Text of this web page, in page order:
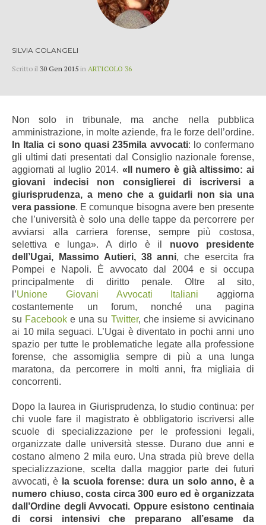
SILVIA COLANGELI
Scritto il 30 Gen 2015 in ARTICOLO 36
Non solo in tribunale, ma anche nella pubblica
amministrazione, in molte aziende, fra le forze dell’ordine.
n Italia ci sono quasi 235mila avvocati: lo confermano
gli ultimi dati presentati dal Consiglio nazionale forense,
aggiornati al luglio 2014. «Il numero è già altissimo: ai
giovani indecisi non consiglierei di iscriversi a
giurisprudenza, a meno che a guidarli non sia una
vera passione. E comunque bisogna avere ben presente
che l’università è solo una delle tappe da percorrere per
avviarsi alla carriera forense, sempre più costosa,
selettiva e lunga». A dirlo è il nuovo presidente
dell’Ugai, Massimo Autieri, 38 anni, che esercita fra
Pompei e Napoli. È avvocato dal 2004 e si occupa
principalmente di diritto penale. Oltre al sito,
l’Unione Giovani Avvocati Italiani aggiorna
costantemente un forum, nonché una pagina
su Facebook e una su Twitter, che insieme si avvicinano
ai 10 mila seguaci. L’Ugai è diventato in pochi anni uno
spazio per tutte le problematiche legate alla professione
forense, che assomiglia sempre di più a una lunga
maratona, da percorrere in molti anni, fra migliaia di
concorrenti.
Dopo la laurea in Giurisprudenza, lo studio continua: per
chi vuole fare il magistrato è obbligatorio iscriversi alle
scuole di specializzazione per le professioni legali,
organizzate dalle università stesse. Durano due anni e
costano almeno 2 mila euro. Una strada più breve della
specializzazione, scelta dalla maggior parte dei futuri
avvocati, è la scuola forense: dura un solo anno, è a
numero chiuso, costa circa 300 euro ed è organizzata
dall’Ordine degli Avvocati. Oppure esistono centinaia
di corsi intensivi che preparano all’esame da